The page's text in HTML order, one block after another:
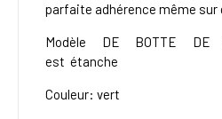
parfaite adhérence même sur
Modèle DE BOTTE DE
est étanche
Couleur: vert